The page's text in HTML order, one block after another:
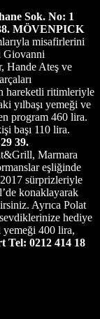
Sok. No: 1
MÖVENPICK
misafirlerini
Giovanni
Hande Ateş ve
hareketli ritimleriyle
yılbaşı yemeği ve
program 460 lira.
başı 110 lira.
39.
Marmara
eşliğinde
2017 sürprizleriyle
konaklayarak
Ayrıca Polat
hediye
yemeği 400 lira,
Tel: 0212 414 18